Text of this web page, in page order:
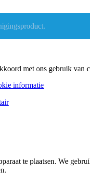
met ons gebruik van
informatie
te plaatsen. We